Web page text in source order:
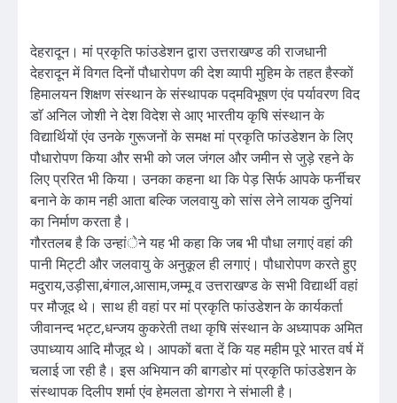
देहरादून। मां प्रकृति फांउडेशन द्वारा उत्तराखण्ड की राजधानी
देहरादून में विगत दिनों पौधारोपण की देश व्यापी मुहिम के तहत हैस्कों
हिमालयन शिक्षण संस्थान के संस्थापक पद्मविभूषण एंव पर्यावरण विद
डाॅ अनिल जोशी ने देश विदेश से आए भारतीय कृषि संस्थान के
विद्यार्थियों एंव उनके गुरूजनों के समक्ष मां प्रकृति फांउडेशन के लिए
पौधारोपण किया और सभी को जल जंगल और जमीन से जुड़े रहने के
लिए प्ररित भी किया। उनका कहना था कि पेड़ सिर्फ आपके फर्नीचर
बनाने के काम नही आता बल्कि जलवायु को सांस लेने लायक दुनियां
का निर्माण करता है।
गौरतलब है कि उन्हांेने यह भी कहा कि जब भी पौधा लगाएं वहां की
पानी मिट्टी और जलवायु के अनुकूल ही लगाएं। पौधारोपण करते हुए
मदुराय,उड़ीसा,बंगाल,आसाम,जम्मू व उत्तराखण्ड के सभी विद्यार्थी वहां
पर मौजूद थे। साथ ही वहां पर मां प्रकृति फांउडेशन के कार्यकर्ता
जीवानन्द भट्ट,धन्जय कुकरेती तथा कृषि संस्थान के अध्यापक अमित
उपाध्याय आदि मौजूद थे। आपकों बता दें कि यह महीम पूरे भारत वर्ष में
चलाई जा रही है। इस अभियान की बागडोर मां प्रकृति फांउडेशन के
संस्थापक दिलीप शर्मा एंव हेमलता डोगरा ने संभाली है।